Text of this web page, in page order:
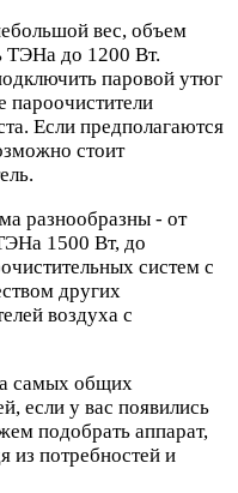
вес, объем
ТЭНа до 1200 Вт.
паровой утюг
пароочистители
Если предполагаются
стоит
разнообразны - от
1500 Вт, до
систем с
других
воздуха с
самых общих
если у вас появились
подобрать аппарат,
из потребностей и